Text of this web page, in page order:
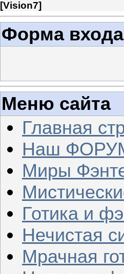
[Vision7]
Форма входа
Меню сайта
Главная
Наш
Миры
Готика и
Нечистая
Мрачная